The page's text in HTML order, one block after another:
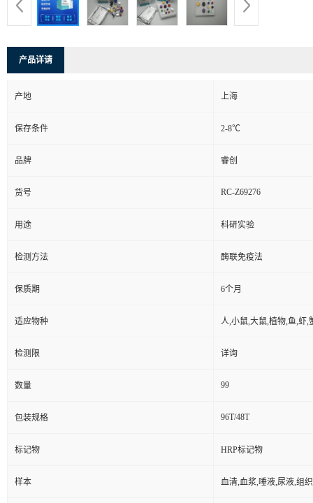
产品详请
产地 上海
保存条件 2-8℃
品牌 睿创
货号 RC-Z69276
用途 科研实验
检测方法 酶联免疫法
保质期 6个月
适应物种 人,小鼠,大鼠,植物,鱼,虾,
检测限 详询
数量 99
包装规格 96T/48T
标记物 HRP标记物
样本 血清,血浆,唾液,尿液,组